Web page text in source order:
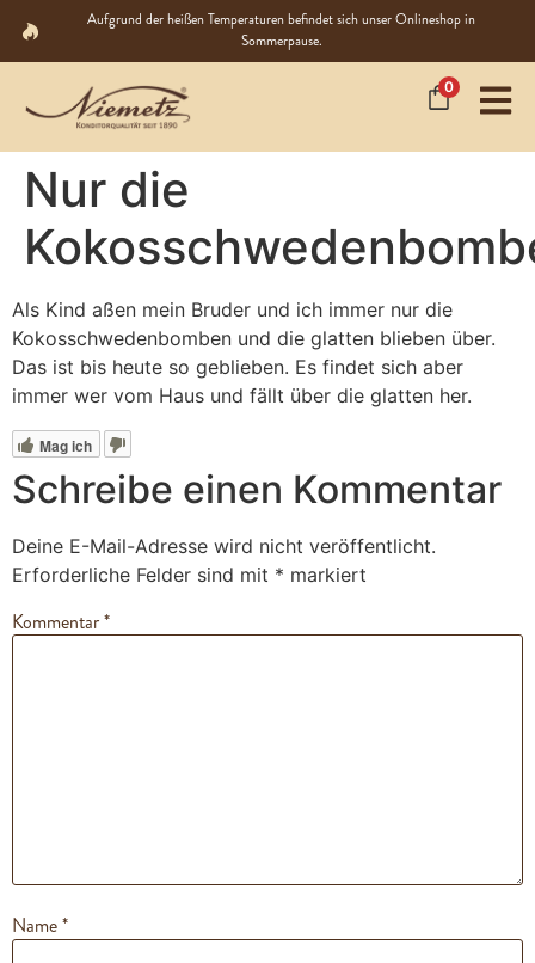
Aufgrund der heißen Temperaturen befindet sich unser Onlineshop in
Sommerpause.
0
Nur die
Als Kind aßen mein Bruder und ich immer nur die
Kokosschwedenbomben und die glatten blieben über.
Das ist bis heute so geblieben. Es findet sich aber
immer wer vom Haus und fällt über die glatten her.
Mag ich
Schreibe einen Kommentar
Deine E-Mail-Adresse wird nicht veröffentlicht.
Erforderliche Felder sind mit * markiert
Kommentar*
Name*